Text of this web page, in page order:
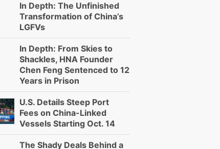
In Depth: The Unfinished
Transformation of China’s
LGFVs
In Depth: From Skies to
Shackles, HNA Founder
Chen Feng Sentenced to 12
Years in Prison
U.S. Details Steep Port
Fees on China-Linked
Vessels Starting Oct. 14
The Shady Deals Behind a